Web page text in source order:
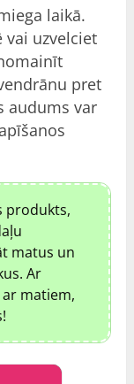
laikā.
vai uzvelciet
pret
audums var
produkts,
matus un
Ar
matiem,